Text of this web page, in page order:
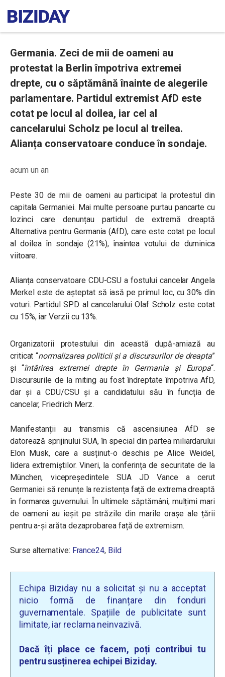
Germania. Zeci de mii de oameni au
protestat la Berlin împotriva extremei
drepte, cu o săptămână înainte de alegerile
parlamentare. Partidul extremist AfD este
cotat pe locul al doilea, iar cel al
cancelarului Scholz pe locul al treilea.
Alianța conservatoare conduce în sondaje.
acum un an
Peste 30 de mii de oameni au participat la protestul din
capitala Germaniei. Mai multe persoane purtau pancarte cu
lozinci care denunțau partidul de extremă dreaptă
Alternativa pentru Germania (AfD), care este cotat pe locul
al doilea în sondaje (21%), înaintea votului de duminica
viitoare.
Alianța conservatoare CDU-CSU a fostului cancelar Angela
Merkel este de așteptat să iasă pe primul loc, cu 30% din
voturi. Partidul SPD al cancelarului Olaf Scholz este cotat
cu 15%, iar Verzii cu 13%.
Organizatorii protestului din această după-amiază au
criticat “normalizarea politicii și a discursurilor de dreapta”
și “întărirea extremei drepte în Germania și Europa“.
Discursurile de la miting au fost îndreptate împotriva AfD,
dar și a CDU/CSU și a candidatului său în funcția de
cancelar, Friedrich Merz.
Manifestanții au transmis că ascensiunea AfD se
datorează sprijinului SUA, în special din partea miliardarului
Elon Musk, care a susținut-o deschis pe Alice Weidel,
lidera extremiștilor. Vineri, la conferința de securitate de la
München, vicepreședintele SUA JD Vance a cerut
Germaniei să renunțe la rezistența față de extrema dreaptă
în formarea guvernului. În ultimele săptămâni, mulțimi mari
de oameni au ieșit pe străzile din marile orașe ale țării
pentru a-și arăta dezaprobarea față de extremism.
Surse alternative: France24, Bild
Echipa Biziday nu a solicitat și nu a acceptat
nicio formă de finanțare din fonduri
guvernamentale. Spațiile de publicitate sunt
limitate, iar reclama neinvazivă.
Dacă îți place ce facem, poți contribui tu
pentru susținerea echipei Biziday.